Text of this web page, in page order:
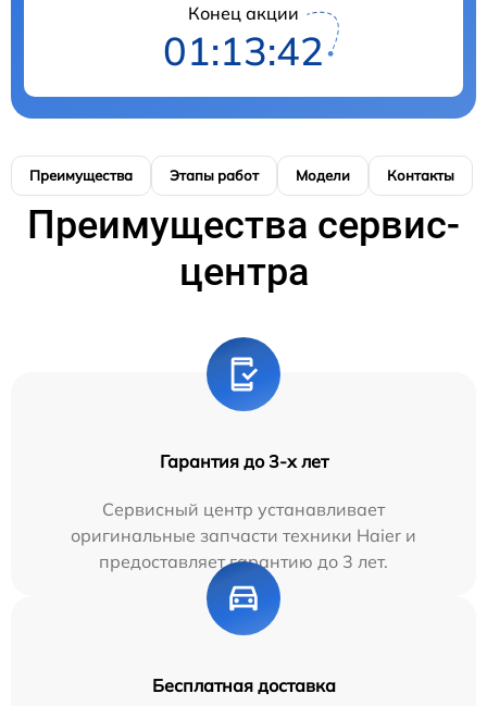
Конец акции
01:13:41
Преимущества Этапы работ Модели Контакты
Преимущества сервис-
центра
Гарантия до 3-х лет
Сервисный центр устанавливает
оригинальные запчасти техники Haier и
предоставляет гарантию до 3 лет.
Бесплатная доставка